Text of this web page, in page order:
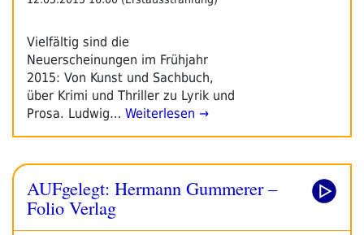
Vielfältig sind die
Neuerscheinungen im Frühjahr
2015: Von Kunst und Sachbuch,
über Krimi und Thriller zu Lyrik und
Prosa. Ludwig… Weiterlesen →
AUFgelegt: Hermann Gummerer –
Folio Verlag